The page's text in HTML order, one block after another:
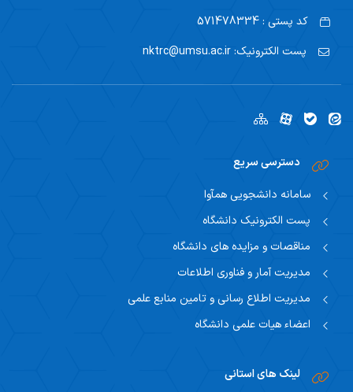
کد پستی :
پست الکترونیک:nktrc@umsu.ac.ir
دسترسی سریع
سامانه دانشجویی همآوا
پست الکترونیک دانشگاه
مناقصات و مزایده های دانشگاه
مدیریت آمار و فناوری اطلاعات
مدیریت اطلاع رسانی و تامین منابع علمی
اعضاء هیات علمی دانشگاه
لینک های استانی